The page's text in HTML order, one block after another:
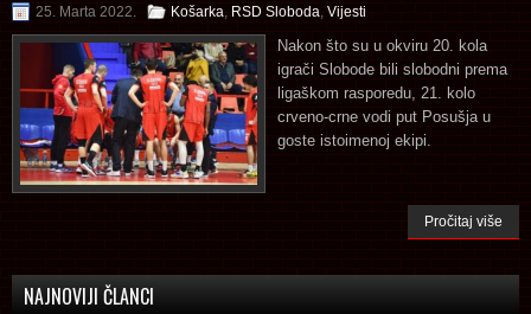
25. Marta 2022. Košarka RSD Sloboda Vijesti
Nakon što su u okviru 20. kola
igrači Slobode bili slobodni prema
ligaškom rasporedu, 21. kolo
crveno-crne vodi put Posušja u
goste istoimenoj ekipi.
Pročitaj više
NAJNOVIJI ČLANCI